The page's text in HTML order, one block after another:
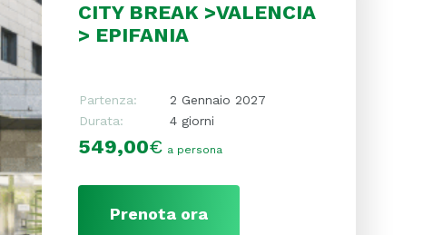
CITY BREAK >VALENCIA
> EPIFANIA
Partenza:
2 Gennaio 2027
Durata:
4 giorni
549,00€ a persona
Prenota ora